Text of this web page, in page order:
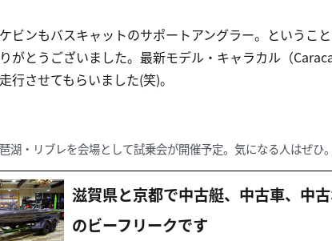
ビンもバスキャットのサポートアングラー。というこ
がとうございました。最新モデル・キャラカル（
行させてもらいました(笑)。
湖・リブレを会場として試乗会が開催予定。気になる人はぜ
滋賀県と京都で中古艇、中古車、中
のビーフリークです